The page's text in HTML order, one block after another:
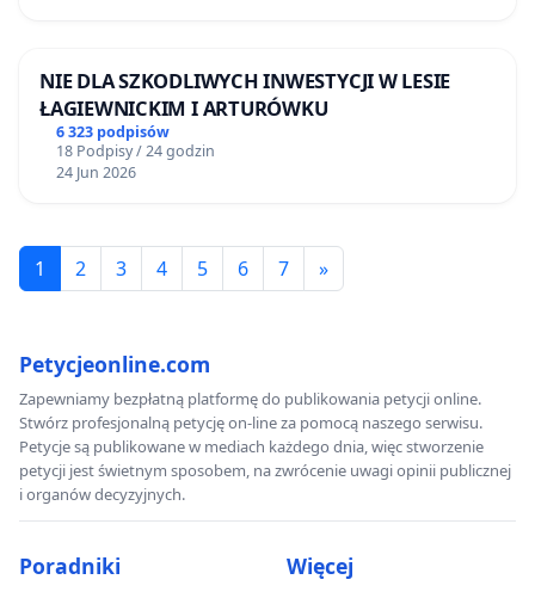
NIE DLA SZKODLIWYCH INWESTYCJI W LESIE
ŁAGIEWNICKIM I ARTURÓWKU
6 323 podpisów
18 Podpisy / 24 godzin
24 Jun 2026
1 2 3 4 5 6 7 »
Petycjeonline.com
Zapewniamy bezpłatną platformę do publikowania petycji online.
Stwórz profesjonalną petycję on-line za pomocą naszego serwisu.
Petycje są publikowane w mediach każdego dnia, więc stworzenie
petycji jest świetnym sposobem, na zwrócenie uwagi opinii publicznej
i organów decyzyjnych.
Poradniki Więcej